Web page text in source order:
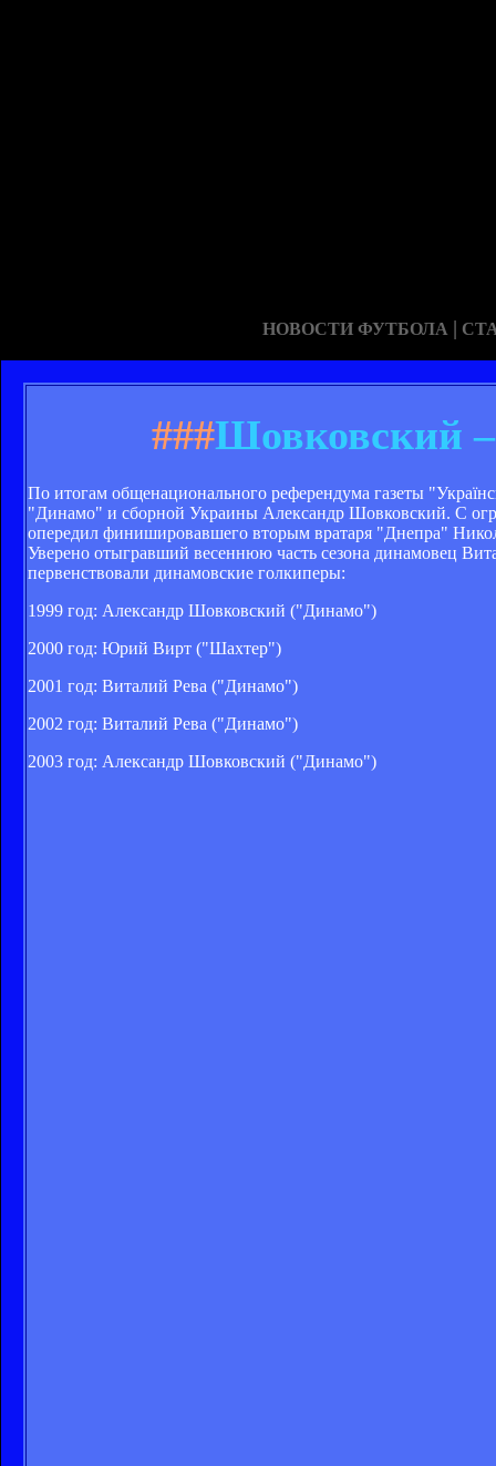
НОВОСТИ ФУТБОЛА |
###Шовковский
По итогам общенационального референдума газеты
"Динамо" и сборной Украины Александр Шовковский. С
опередил финишировавшего вторым вратаря "Днепра"
Уверено отыгравший весеннюю часть сезона динамовец
первенствовали динамовские голкиперы:
1999 год: Александр Шовковский ("Динамо")
2000 год: Юрий Вирт ("Шахтер")
2001 год: Виталий Рева ("Динамо")
2002 год: Виталий Рева ("Динамо")
2003 год: Александр Шовковский ("Динамо")